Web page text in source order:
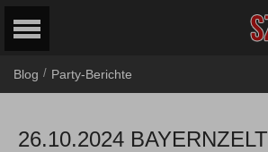
Blog / Party-Berichte
26.10.2024 BAYERNZELT